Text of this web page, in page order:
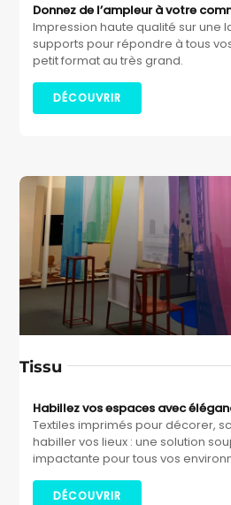
Donnez de l’ampleur à votre
Impression haute qualité sur une
supports pour répondre à tous
petit format au très grand.
DÉCOUVRIR
Tissu
Habillez vos espaces avec
Textiles imprimés pour décorer,
habiller vos lieux : une solution
impactante pour tous vos
DÉCOUVRIR